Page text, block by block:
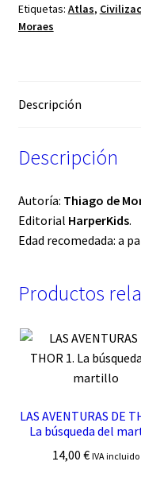
Etiquetas: Atlas,
Moraes
Descripción
Descripción
Autoría: Thiago de
Editorial HarperKids.
Edad recomedada: a
Productos
LAS AVENTURAS DE
La búsqueda del
14,00€ IVA incluido